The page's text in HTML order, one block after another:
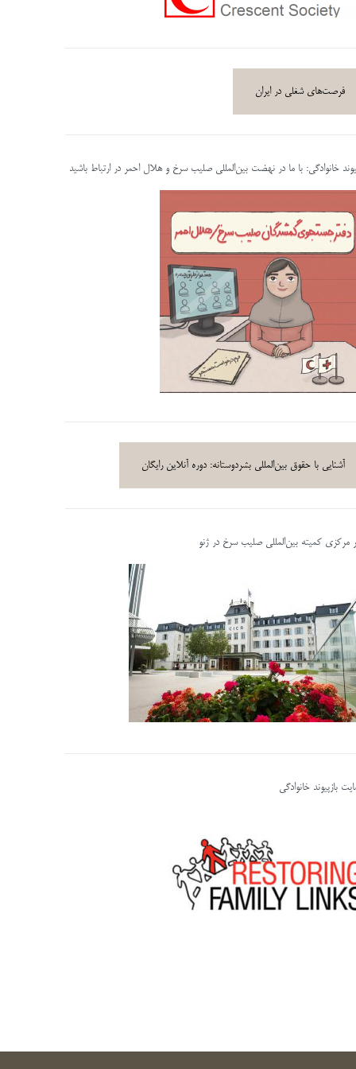
فرصت‌های شغلی در ایران
خانوادگی: با ما در نهضت بین‌المللی صلیب سرخ و هلال احمر در ارتباط باشید
آشنایی با حقوق بین‌المللی بشردوستانه: دوره آنلاین رایگان
مرکزی کمیته بین‌المللی صلیب سرخ در ژنو
بازپیوند خانوادگی